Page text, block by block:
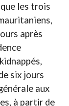
les trois
après
six jours
aux
à partir de